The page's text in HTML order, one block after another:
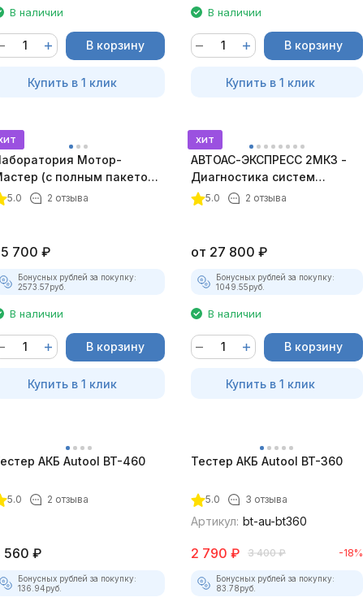
В наличии
В корзину
Купить в 1 клик
В наличии
В корзину
Купить в 1 клик
Мотор-
(с полным пакетом
5.0 2 отзыва
700 ₽
Бонусных рублей за покупку:
2573.57руб.
В наличии
В корзину
Купить в 1 клик
хит
АВТОАС-ЭКСПРЕСС 2МК3 -
Диагностика систем
зажигания
5.0 2 отзыва
от 27 800 ₽
Бонусных рублей за покупку:
1049.55руб.
В наличии
В корзину
Купить в 1 клик
АКБ Autool BT-460
5.0 2 отзыва
560 ₽
Бонусных рублей за покупку:
136.94руб.
Тестер АКБ Autool BT-360
5.0 3 отзыва
Артикул: bt-au-bt360
2 790 ₽ 3 400 ₽ -18%
Бонусных рублей за покупку:
83.78руб.